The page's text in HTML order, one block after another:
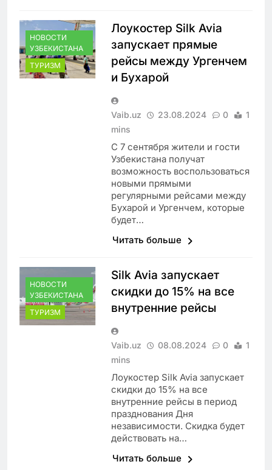
НОВОСТИ
УЗБЕКИСТАНА
ТУРИЗМ
Лоукостер Silk Avia
запускает прямые
рейсы между Ургенчем
и Бухарой
Vaib.uz 23.08.2024 0
1
mins
С 7 сентября жители и гости
Узбекистана получат
возможность воспользоваться
новыми прямыми
регулярными рейсами между
Бухарой и Ургенчем, которые
будет…
Читать больше
НОВОСТИ
УЗБЕКИСТАНА
ТУРИЗМ
Silk Avia запускает
скидки до 15% на все
внутренние рейсы
Vaib.uz 08.08.2024 0
1
mins
Лоукостер Silk Avia запускает
скидки до 15% на все
внутренние рейсы в период
празднования Дня
независимости. Скидка будет
действовать на…
Читать больше